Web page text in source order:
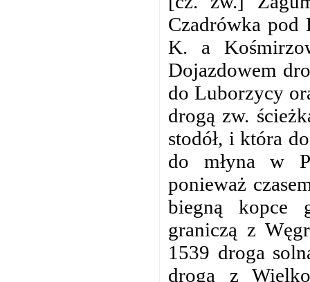
Czadrówka
K. a
Dojazdowem
do Luborzycy
drogą zw.
stodół, i która
do młyna w
ponieważ
biegną kopce
graniczą z
1539 droga
droga z